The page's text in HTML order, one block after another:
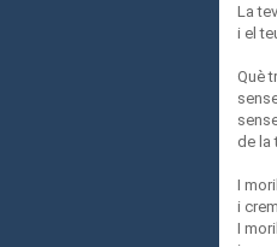
La
i el
Què
de la
I
i
I